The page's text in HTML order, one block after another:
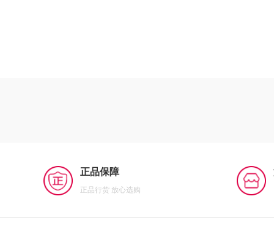
正品保障
正品行货 放心选购